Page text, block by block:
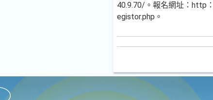
40.9.70/。報名網址：http
egistor.php。